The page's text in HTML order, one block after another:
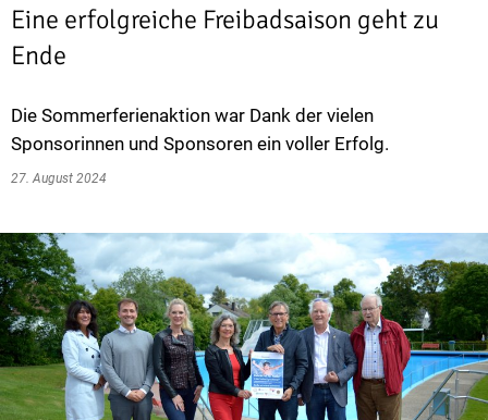
Eine erfolgreiche Freibadsaison geht zu
Ende
Die Sommerferienaktion war Dank der vielen
Sponsorinnen und Sponsoren ein voller Erfolg.
27. August 2024